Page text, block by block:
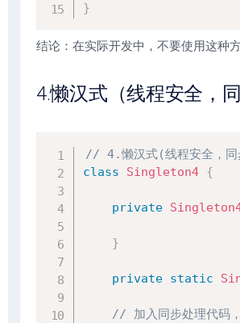
}
结论：在实际开发中，不要使用这种
4.懒汉式（线程安全，同
// 4.懒汉式(线程安全，同
class
Singleton4 {
private
}
private static
// 加入同步处理代码，